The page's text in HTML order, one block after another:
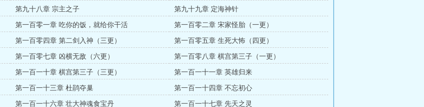
第九十八章 宗主之子 第九十九章 定海神针
第一百零一章 吃你的饭，就给你干活 第一百零二章 宋家怪胎（一更）
第一百零四章 第二剑入神（三更） 第一百零五章 生死大怖（四更）
第一百零七章 凶横无敌（六更） 第一百零八章 棋宫第三子（一更）
第一百一十章 棋宫第三子（三更） 第一百一十一章 英雄归来
第一百一十三章 杜鹃夺巢 第一百一十四章 不忘初心
第一百一十六章 壮大神魂食宝丹 第一百一十七章 先天之灵